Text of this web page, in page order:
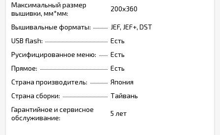
Максимальный размер
вышивки, мм*мм:
200x360
Вышивальные форматы:
JEF, JEF+, DST
USB flash:
Есть
Русифицированное меню:
Есть
Прямое:
Есть
Страна производитель:
Япония
Страна сборки:
Тайвань
Гарантийное и сервисное
обслуживание:
5 лет